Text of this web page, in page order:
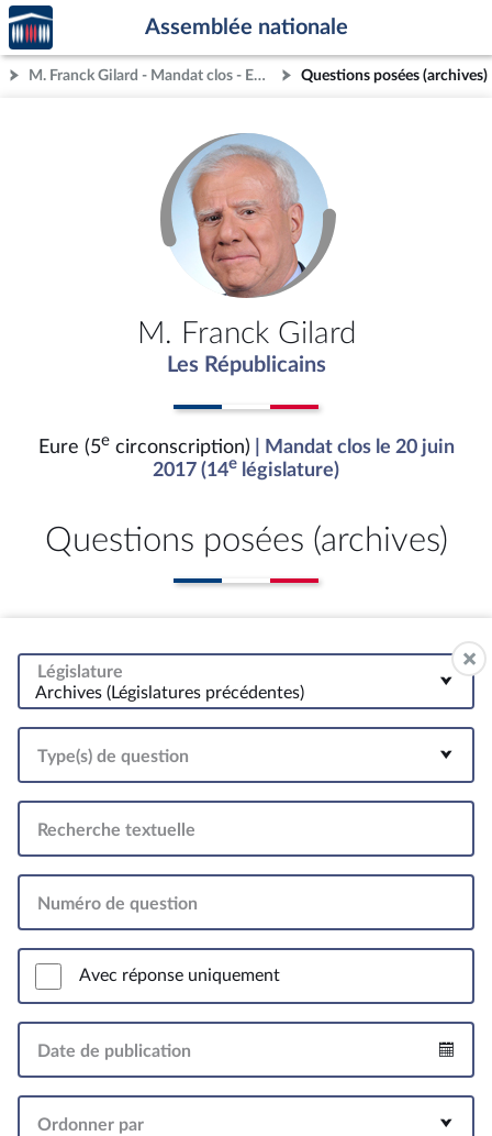
Aller au contenu
Aller en bas de la page
Accèder
à la
page
d'accueil
Assemblée nationale
M. Franck Gilard - Mandat clos - Eure (5e circonscription) Questions posées (archives)
M. Franck Gilard
Les Républicains
Eure (5ecirconscription)
| Mandat clos le 20 juin
2017 (14e législature)
Questions posées (archives)
Législature
Archives (Législatures précédentes)
Type(s) de question
Recherche textuelle
Numéro de question
Avec réponse uniquement
Date de publication
Ordonner par